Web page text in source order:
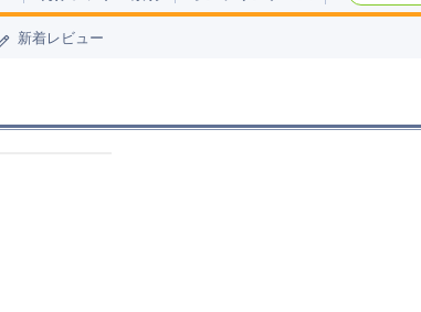
新着レビュー